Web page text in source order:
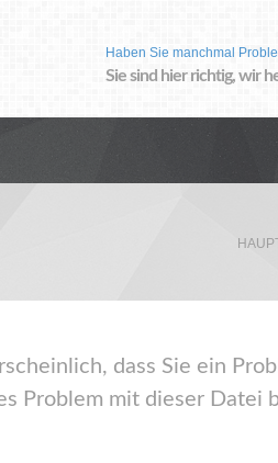
Haben Sie manchmal
Sie sind hier richtig, wir
dass Sie ein
Problem mit dieser Datei